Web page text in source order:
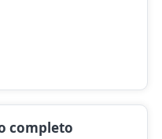
completo